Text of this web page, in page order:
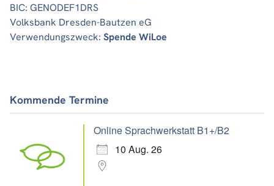
BIC: GENODEF1DRS
Volksbank Dresden-Bautzen eG
Verwendungszweck: Spende WiLoe
Kommende Termine
Online Sprachwerkstatt B1+/B2
10 Aug. 26